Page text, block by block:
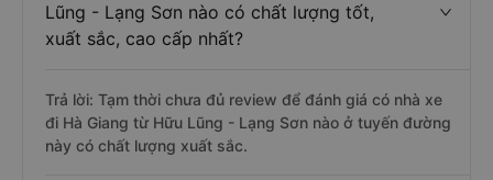
Lũng - Lạng Sơn nào có chất lượng tốt,
xuất sắc, cao cấp nhất?
Trả lời: Tạm thời chưa đủ review để đánh giá có nhà xe
đi Hà Giang từ Hữu Lũng - Lạng Sơn nào ở tuyến đường
này có chất lượng xuất sắc.